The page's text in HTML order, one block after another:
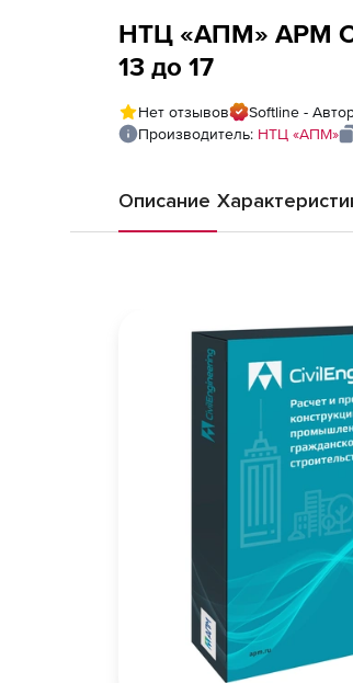
НТЦ «АПМ» АРМ
13 до 17
Нет отзывов
Softline -
Производитель: НТЦ «АПМ»
Описание